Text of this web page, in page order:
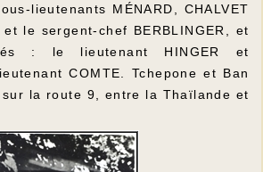
lieutenants MÉNARD, CHALVET
le sergent-chef BERBLINGER, et
: le lieutenant HINGER et
COMTE. Tchepone et Ban
la route 9, entre la Thaïlande et